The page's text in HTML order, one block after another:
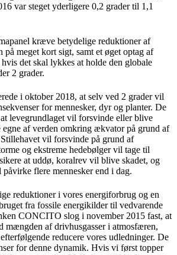
var steget yderligere 0,2 grader til 1,1
kræve betydelige reduktioner af
på meget kort sigt, samt et øget optag af
det skal lykkes at holde den globale
2 grader.
i oktober 2018, at selv ved 2 grader vil
for mennesker, dyr og planter. De
levegrundlaget vil forsvinde eller blive
egne af verden omkring ækvator på grund af
vil forsvinde på grund af
og ekstreme hedebølger vil tage til
at uddø, koralrev vil blive skadet, og
flere mennesker end i dag.
reduktioner i vores energiforbrug og en
fra fossile energikilder til vedvarende
CONCITO slog i november 2015 fast, at
mængden af drivhusgasser i atmosfæren,
reducere vores udledninger. De
for denne dynamik. Hvis vi først topper